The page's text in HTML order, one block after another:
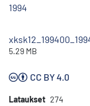
1994
5.29 MB
CC BY 4.0
Lataukset 274